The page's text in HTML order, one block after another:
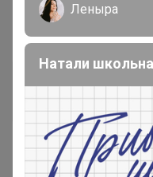
нюр@, мне как на
Великий
15 июня, 2018 13:13
Леныра
Натали